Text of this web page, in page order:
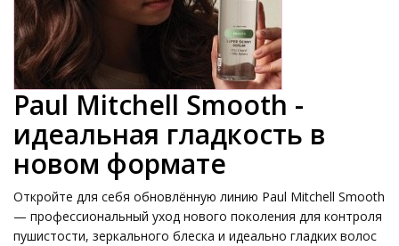
Paul Mitchell Smooth -
идеальная гладкость в
новом формате
Откройте для себя обновлённую линию Paul Mitchell Smooth
— профессиональный уход нового поколения для контроля
пушистости, зеркального блеска и идеально гладких волос